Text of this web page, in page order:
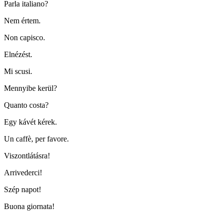
Parla italiano?
Nem értem.
Non capisco.
Elnézést.
Mi scusi.
Mennyibe kerül?
Quanto costa?
Egy kávét kérek.
Un caffè, per favore.
Viszontlátásra!
Arrivederci!
Szép napot!
Buona giornata!